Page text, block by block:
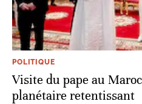
POLITIQUE
Visite du pape au
planétaire retentissant